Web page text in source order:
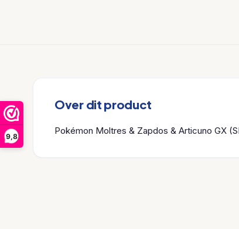
9,8
Over dit product
Pokémon Moltres & Zapdos & Articuno GX